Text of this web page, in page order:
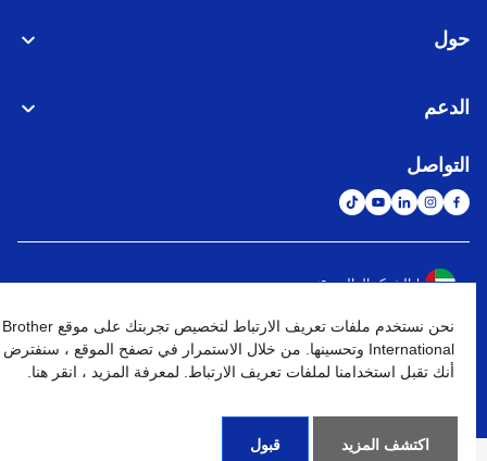
حول
الدعم
التواصل
الشبكة العالمية
نهج الخصوصية شروط الإستخدام خريطة الموقع الإنتقال إلى الموقع العالمي
كافة الحقوق محفوظة. BROTHER INTERNATIONAL (GULF) FZE
نحن نستخدم ملفات تعريف الارتباط لتخصيص تجربتك على موقع Brother
International وتحسينها. من خلال الاستمرار في تصفح الموقع ، سنفترض
أنك تقبل استخدامنا لملفات تعريف الارتباط. لمعرفة المزيد ، انقر هنا.
اكتشف المزيد قبول